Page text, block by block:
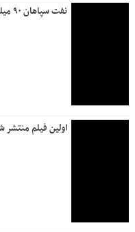
نفت سپاهان ۹۰ میلیون دلار ارزآوری کرد
اولین فیلم